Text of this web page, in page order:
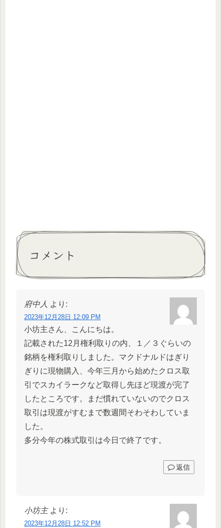
コメント
府中人 より:
2023年12月28日 12:09 PM
小坊主さん、こんにちは。
記載された12月権利取りの内、１／３ぐらいの
銘柄を権利取りしました。マクドナルドはぎり
ぎりに現物購入、今年三月から始めたクロス取
引でスカイラークなど取得し先ほど現渡が完了
したところです。まだ慣れていないのでクロス
取引は現渡がすむまで数週間そわそわしていま
した。
多分今年の株式取引は今日で終了です。
返信
小坊主 より:
2023年12月28日 12:52 PM